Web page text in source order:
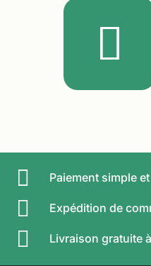
 Paiement simple
 Expédition de
 Livraison gratuite